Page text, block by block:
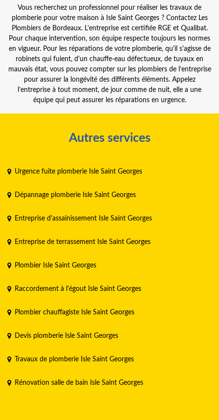
Vous recherchez un professionnel pour réaliser les travaux de
plomberie pour votre maison à Isle Saint Georges ? Contactez Les
Plombiers de Bordeaux. L’entreprise est certifiée RGE et Qualibat.
Pour chaque intervention, son équipe respecte toujours les normes
en vigueur. Pour les réparations de votre plomberie, qu'il s'agisse de
robinets qui fuient, d'un chauffe-eau défectueux, de tuyaux en
mauvais état, vous pouvez compter sur les plombiers de l’entreprise
pour assurer la longévité des différents éléments. Appelez
l’entreprise à tout moment, de jour comme de nuit, elle a une
équipe qui peut assurer les réparations en urgence.
Autres services
Urgence fuite plomberie Isle Saint Georges
Dépannage plomberie Isle Saint Georges
Entreprise d'assainissement Isle Saint Georges
Entreprise de terrassement Isle Saint Georges
Plombier Isle Saint Georges
Raccordement à l'égout Isle Saint Georges
Plombier chauffagiste Isle Saint Georges
Devis plomberie Isle Saint Georges
Travaux de plomberie Isle Saint Georges
Rénovation salle de bain Isle Saint Georges